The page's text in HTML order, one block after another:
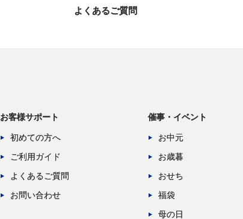
よくあるご質問
お客様サポート
初めての方へ
ご利用ガイド
よくあるご質問
お問い合わせ
催事・イベント
お中元
お歳暮
おせち
福袋
母の日